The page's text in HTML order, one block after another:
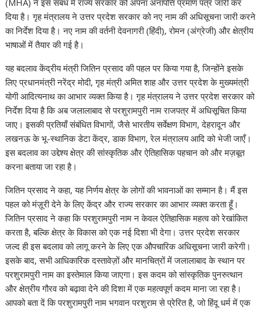
A
p
o
o
k
dI
n
a
m
st Li
n
k
(MHA) ने इस संबंध में राज्य सरकार को अपना अनापत्ति प्रमाण पत्र जारी कर
दिया है। गृह मंत्रालय ने उत्तर प्रदेश सरकार को नए नाम की अधिसूचना जारी करने
का निर्देश दिया है। नए नाम की वर्तनी देवनागरी (हिंदी), रोमन (अंग्रेजी) और क्षेत्रीय
भाषाओं में तैयार की गई है।
यह बदलाव केंद्रीय मंत्री जितिन प्रसाद की पहल पर किया गया है, जिन्होंने इसके
लिए प्रधानमंत्री नरेंद्र मोदी, गृह मंत्री अमित शाह और उत्तर प्रदेश के मुख्यमंत्री
योगी आदित्यनाथ का आभार व्यक्त किया है। गृह मंत्रालय ने उत्तर प्रदेश सरकार को
निर्देश दिया है कि अब जलालाबाद से परशुरामपुरी नाम राजपत्र में अधिसूचित किया
जाए। इसकी प्रतियाँ संबंधित विभागों, जैसे भारतीय सर्वेक्षण विभाग, देहरादून और
लखनऊ के भू-स्थानिक डेटा केंद्र, डाक विभाग, रेल मंत्रालय आदि को भेजी जाएँ।
इस बदलाव का उद्देश्य क्षेत्र की सांस्कृतिक और ऐतिहासिक पहचान को और मज़बूत
करना बताया जा रहा है।
जितिन प्रसाद ने कहा, यह निर्णय क्षेत्र के लोगों की भावनाओं का सम्मान है। मैं इस
पहल को मंज़ूरी देने के लिए केंद्र और राज्य सरकार का आभार व्यक्त करता हूँ।
जितिन प्रसाद ने कहा कि परशुरामपुरी नाम न केवल ऐतिहासिक महत्व को रेखांकित
करता है, बल्कि क्षेत्र के विकास को एक नई दिशा भी देगा। उत्तर प्रदेश सरकार
जल्द ही इस बदलाव को लागू करने के लिए एक औपचारिक अधिसूचना जारी करेगी।
इसके बाद, सभी आधिकारिक दस्तावेज़ों और मानचित्रों में जलालाबाद के स्थान पर
परशुरामपुरी नाम का इस्तेमाल किया जाएगा। इस कदम को सांस्कृतिक पुनरुत्थान
और क्षेत्रीय गौरव को बढ़ावा देने की दिशा में एक महत्वपूर्ण कदम माना जा रहा है।
आपको बता दें कि परशुरामपुरी नाम भगवान परशुराम से प्रेरित है, जो हिंदू धर्म में एक